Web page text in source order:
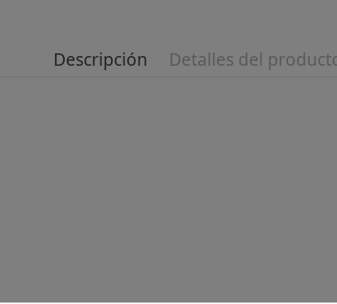
Descripción Detalles del